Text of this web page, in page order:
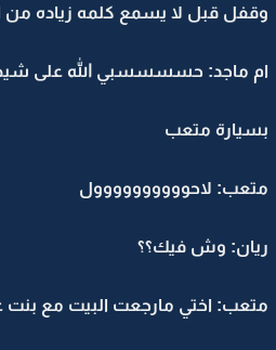
وقفل قبل لا يسمع كلمه زياده من
ام ماجد: حسسسسبي الله على
بسيارة متعب
متعب: لاحوووووووووول
ريان: وش فيك؟؟
متعب: اختي مارجعت البيت مع